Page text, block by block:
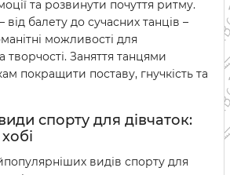
та розвинути почуття ритму.
від балету до сучасних танців –
можливості для
Заняття танцями
покращити поставу, гнучкість та
спорту для дівчаток:
видів спорту для